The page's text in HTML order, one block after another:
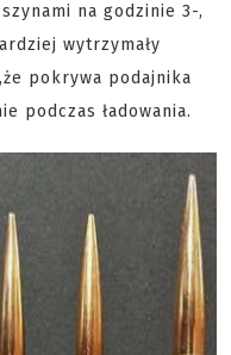
na godzinie 3-,
wytrzymały
pokrywa podajnika
podczas ładowania.